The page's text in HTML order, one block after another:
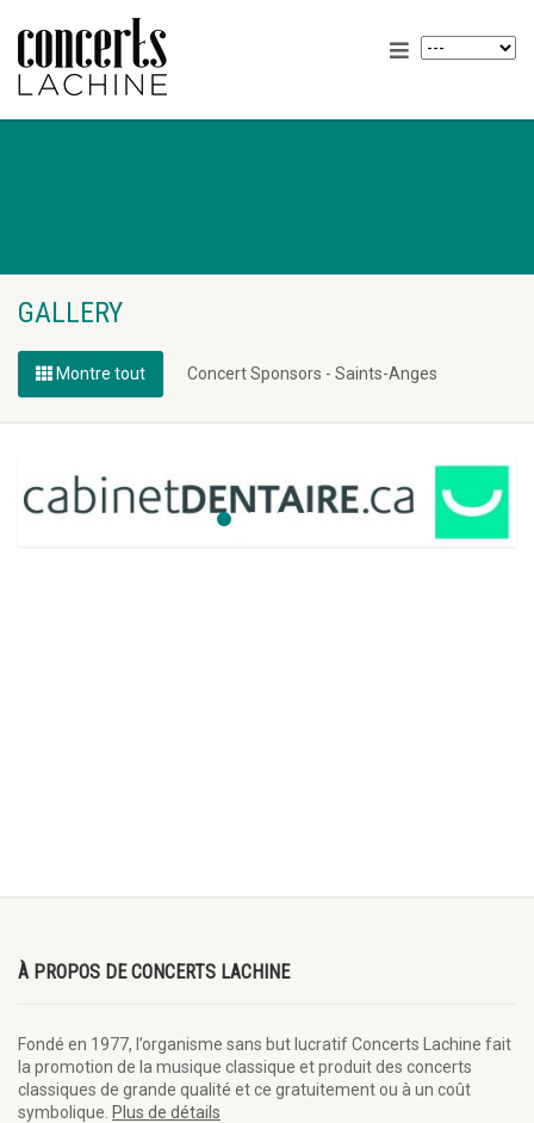
GALLERY
Montre tout Concert Sponsors - Saints-Anges
À PROPOS DE CONCERTS LACHINE
Fondé en 1977, l’organisme sans but lucratif Concerts Lachine fait
la promotion de la musique classique et produit des concerts
classiques de grande qualité et ce gratuitement ou à un coût
symbolique. Plus de détails